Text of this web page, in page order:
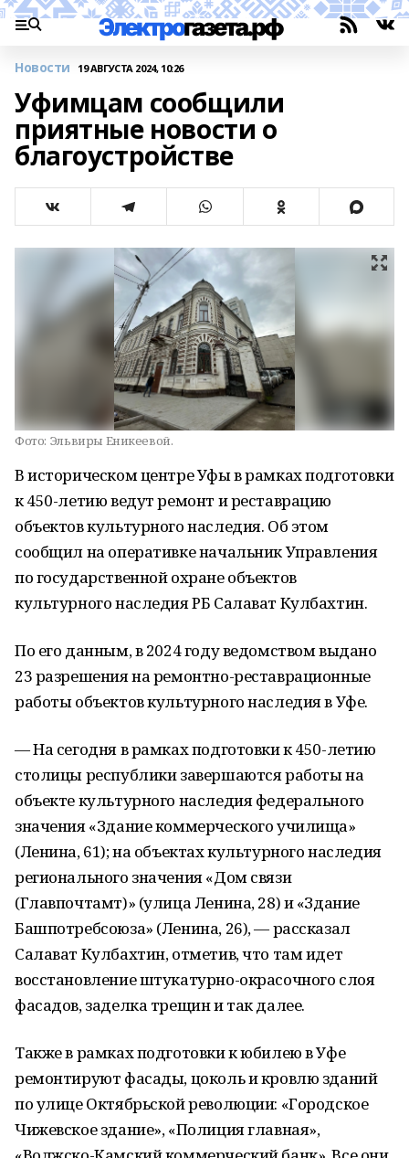
Новости 19 АВГУСТА 2024, 10:26
Уфимцам сообщили
приятные новости о
благоустройстве
Фото: Эльвиры Еникеевой.
В историческом центре Уфы в рамках подготовки
к 450-летию ведут ремонт и реставрацию
объектов культурного наследия. Об этом
сообщил на оперативке начальник Управления
по государственной охране объектов
культурного наследия РБ Салават Кулбахтин.
По его данным, в 2024 году ведомством выдано
23 разрешения на ремонтно-реставрационные
работы объектов культурного наследия в Уфе.
— На сегодня в рамках подготовки к 450-летию
столицы республики завершаются работы на
объекте культурного наследия федерального
значения «Здание коммерческого училища»
(Ленина, 61); на объектах культурного наследия
регионального значения «Дом связи
(Главпочтамт)» (улица Ленина, 28) и «Здание
Башпотребсоюза» (Ленина, 26), — рассказал
Салават Кулбахтин, отметив, что там идет
восстановление штукатурно-окрасочного слоя
фасадов, заделка трещин и так далее.
Также в рамках подготовки к юбилею в Уфе
ремонтируют фасады, цоколь и кровлю зданий
по улице Октябрьской революции: «Городское
Чижевское здание», «Полиция главная»,